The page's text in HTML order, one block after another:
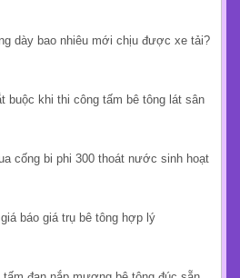
dày bao nhiêu mới chịu được xe tải?
buộc khi thi công tấm bê tông lát sân
cống bi phi 300 thoát nước sinh hoạt
báo giá trụ bê tông hợp lý